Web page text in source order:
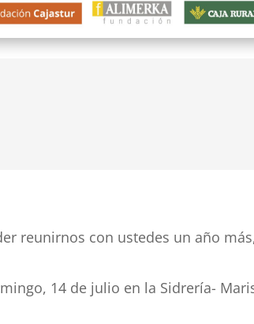
reunirnos con ustedes un año
14 de julio en la Sidrería-